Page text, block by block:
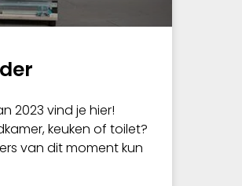
2023 vind je hier!
keuken of toilet?
van dit moment kun